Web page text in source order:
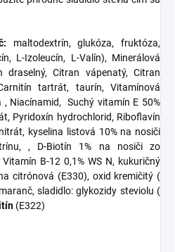
maltodextrín, glukóza, fruktóza,
L-Izoleucín, L-Valín), Minerálová
draselný, Citran vápenatý, Citran
tartrát, taurín, Vitamínová
, Niacínamid, Suchý vitamín E 50%
Pyridoxín hydrochlorid, Riboflavín
kyselina listová 10% na nosiči
, D-Biotín 1% na nosiči zo
B-12 0,1% WS N, kukuričný
citrónová (E330), oxid kremičitý (
sladidlo: glykozidy steviolu (
(E322)